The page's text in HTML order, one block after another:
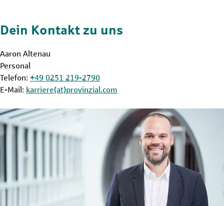
Dein Kontakt zu uns
Aaron Altenau
Personal
Telefon: +49 0251 219-2790
E-Mail: karriere(at)provinzial.com